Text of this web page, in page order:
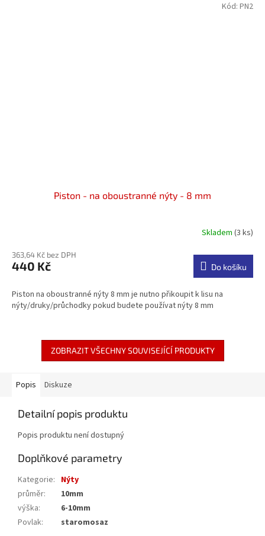
Piston - na oboustranné nýty - 8 mm
produktu
je
z
5
hvězdiček.
Skladem(3 ks)
363,64 Kč bez DPH
440 Kč Do košíku
Piston na oboustranné nýty 8 mm je nutno přikoupit k lisu na
nýty/druky/průchodky pokud budete používat nýty 8 mm
Kód: PN2
ZOBRAZIT VŠECHNY SOUVISEJÍCÍ PRODUKTY
Popis Diskuze
Detailní popis produktu
Popis produktu není dostupný
Doplňkové parametry
Kategorie: Nýty
průměr:
10mm
výška:
6-10mm
Povlak: staromosaz